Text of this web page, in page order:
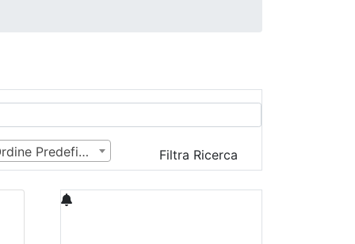
Ordine Predefinito Filtra Ricerca